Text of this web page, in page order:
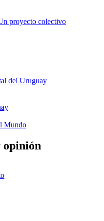
proyecto colectivo
del Uruguay
Mundo
opinión